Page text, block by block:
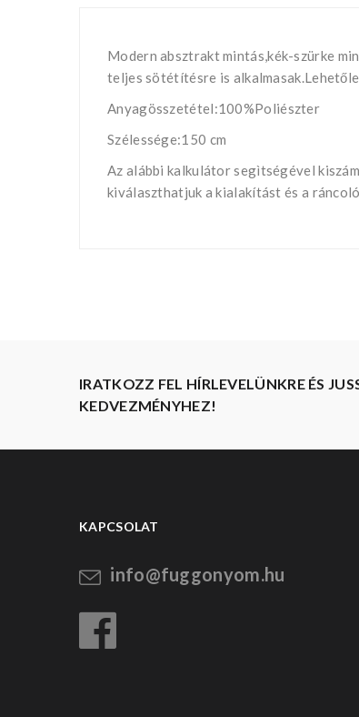
Modern absztrakt mintás,kék-szürke
teljes sötétítésre is
Anyagösszetétel:100%Poliészter
Szélessége:150 cm
Az alábbi kalkulátor segìtségével
kiválaszthatjuk a kialakítást és a
IRATKOZZ FEL HÍRLEVELÜNKRE ÉS
KEDVEZMÉNYHEZ!
KAPCSOLAT
info@fuggonyom.hu